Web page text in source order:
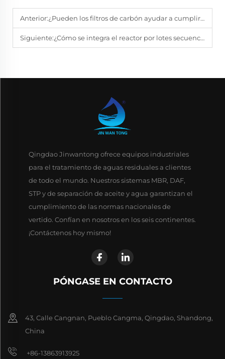
Anterior:¿Pueden los filtros de carbón ayudar a cumplir con normas estrictas de vertido de efluentes?
Siguiente:¿Cómo se integra el reactor por lotes secuencial (SBR) con los equipos de deshidratación de lodos tras el tratamiento?
Qingdao Jinwantong ofrece equipos industriales
para el tratamiento de aguas residuales a clientes
de todo el mundo. Nuestros sistemas MBR, DAF,
STP y de separación de aceite y agua garantizan el
cumplimiento de las normas nacionales de
vertido. Confían en nosotros en los seis continentes.
¡Contáctenos hoy mismo!
PÓNGASE EN CONTACTO
43, Calle Cangnan, Pueblo Cangma, Qingdao, Shandong,
China
+86-13863913925